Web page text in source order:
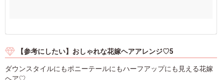
【参考にしたい】おしゃれな花嫁ヘアアレンジ♡5
ダウンスタイルにもポニーテールにもハーフアップにも見える花嫁